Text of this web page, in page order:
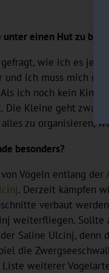
unter einen Hut zu
wie ich es jetzt
ich muss mich
ich noch kein Kind
Kleine geht zwar
zu organisieren,
besonders?
Vögeln entlang der
. Derzeit kämpfen
verbaut
weiterfliegen.
Saline Ulcinj,
die
weiterer